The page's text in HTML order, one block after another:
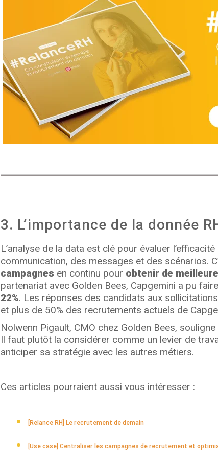
3. L’importance de la donnée
L’analyse de la data est clé pour évaluer
communication, des messages et des scénarios.
campagnes en continu pour obtenir de
partenariat avec Golden Bees, Capgemini a pu
22%. Les réponses des candidats aux
et plus de 50% des recrutements actuels de
Nolwenn Pigault, CMO chez Golden Bees,
Il faut plutôt la considérer comme un levier de
anticiper sa stratégie avec les autres métiers.
Ces articles pourraient aussi vous intéresser :
[Relance RH] Le recrutement de demain
[Use case] Centraliser les campagnes de recrutement et